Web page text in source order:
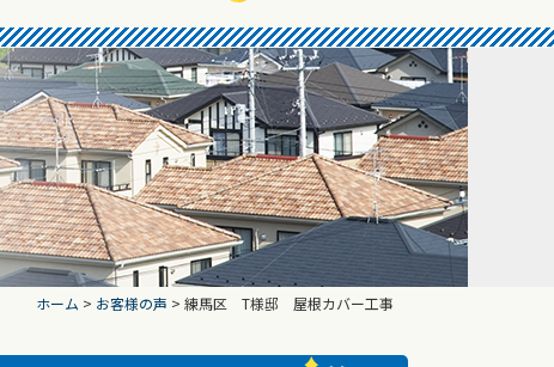
ホーム > お客様の声 > 練馬区 T様邸 屋根カバー工事